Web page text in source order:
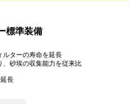
標準装備
ルターの寿命を延長
、砂埃の収集能力を従来比
長